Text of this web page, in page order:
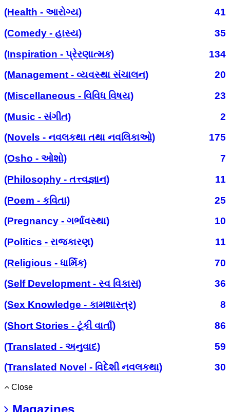
(Health - આરોગ્ય)
41
(Comedy - હાસ્ય)
35
(Inspiration - પ્રેરણાત્મક)
134
(Management - વ્યવસ્થા સંચાલન)
20
(Miscellaneous - વિવિધ વિષય)
23
(Music - સંગીત)
2
(Novels - નવલકથા તથા નવલિકાઓ)
175
(Osho - ઓશો)
7
(Philosophy - તત્ત્વજ્ઞાન)
11
(Poem - કવિતા)
25
(Pregnancy - ગર્ભાવસ્થા)
10
(Politics - રાજકારણ)
11
(Religious - ધાર્મિક)
70
(Self Development - સ્વ વિકાસ)
36
(Sex Knowledge - કામશાસ્ત્ર)
8
(Short Stories - ટૂંકી વાર્તા)
86
(Translated - અનુવાદ)
59
(Translated Novel - વિદેશી નવલકથા)
30
Close
Magazines